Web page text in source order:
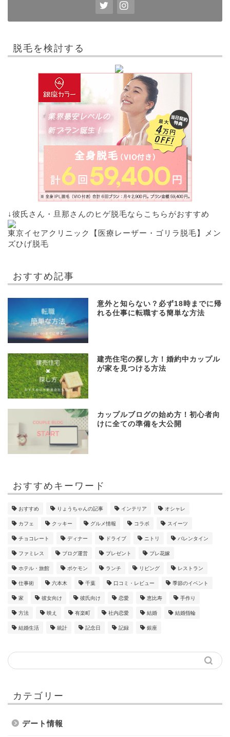
脱毛を検討する
↓彼氏さん・旦那さんのヒゲ脱毛ならこちらがおすすめ
東京イセアクリニック【医療レーザー・ゴリラ脱毛】メン
ズひげ脱毛
おすすめ記事
意外と知らない？必ず18時までに帰
れる仕事に転職する簡単な方法
建売住宅の探し方！婚約中カップル
が家を見つける方法
カップルブログの始め方！初心者向
けに全ての準備を大公開
おすすめキーワード
おすすめ りょうちゃんの記事 インテリア オシャレ
カフェ クッキー グルメ情報 コラボ スイーツ
チョコレート ディナー ドライブ ニトリ バレンタイン
ファミレス ブログ運営 プレゼント プレ花嫁
ホテル・旅館 ポケモン ランチ リビング レストラン
仕事術 六本木 千葉 口コミ・レビュー 季節のイベント
家 彼女向け 彼氏向け 恋愛 恵比寿 手作り
方法 映え 有楽町 社内恋愛 結婚 結婚指輪
結婚生活 統計 記念日 記録 銀座
カテゴリー
デート情報